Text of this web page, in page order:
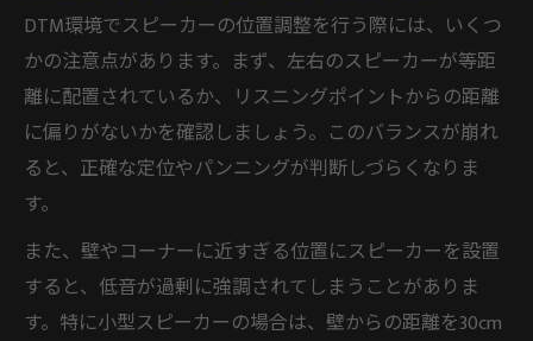
DTM環境でスピーカーの位置調整を行う際には、いくつ
かの注意点があります。まず、左右のスピーカーが等距
離に配置されているか、リスニングポイントからの距離
に偏りがないかを確認しましょう。このバランスが崩れ
ると、正確な定位やパンニングが判断しづらくなりま
す。
また、壁やコーナーに近すぎる位置にスピーカーを設置
すると、低音が過剰に強調されてしまうことがありま
す。特に小型スピーカーの場合は、壁からの距離を30cm